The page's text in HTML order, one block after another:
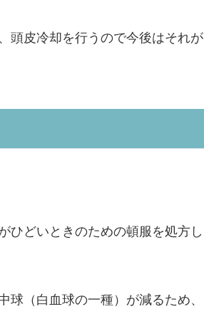
頭皮冷却を行うので今後はそれが
ひどいときのための頓服を処方し
（白血球の一種）が減るため、